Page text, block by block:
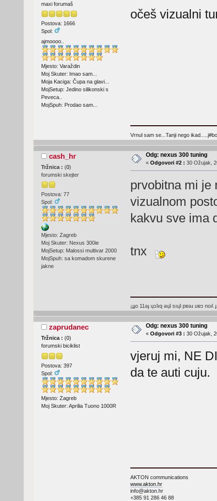
maxi forumaš
Postova: 1666
Spol:
ajmoooo..
Mjesto: Varaždin
Moj Skuter: Imao sam...
Moja Kaciga: Čupa na glavi...
MojSetup: Jedino silikonski s
Peveca..
MojSpuh: Prodao sam...
očeš vizualni
Vrnul sam se...Tanji nego
cash_hr
Tržnica : (0)
forumski skejter
Postova: 77
Spol:
Mjesto: Zagreb
Moj Skuter: Nexus 300ie
MojSetup: Malossi multivar 2000
MojSpuh: sa komadom skurene
jakne
Odg: nexus 300 tuning
« Odgovori #2 : 30 Ožujak,
prvobitna mi je
vizualnom
kakvu sve ima
tnx
¡ɟɟo 11ǝɟ ɥɔʇıq ǝɥʇ sıɥʇ pɐǝɹ uɐɔ noʎ
zaprudanec
Tržnica : (0)
forumski biciklist
Postova: 397
Spol:
Mjesto: Zagreb
Moj Skuter: Aprilia Tuono 1000R
Odg: nexus 300 tuning
« Odgovori #3 : 30 Ožujak,
vjeruj mi, NE
da te auti cuju.
AKTON communications
www.akton.hr
info@akton.hr
+385 91 286 46 88